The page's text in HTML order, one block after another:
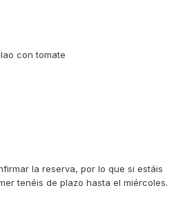
con tomate
la reserva, por lo que si estáis
tenéis de plazo hasta el miércoles.